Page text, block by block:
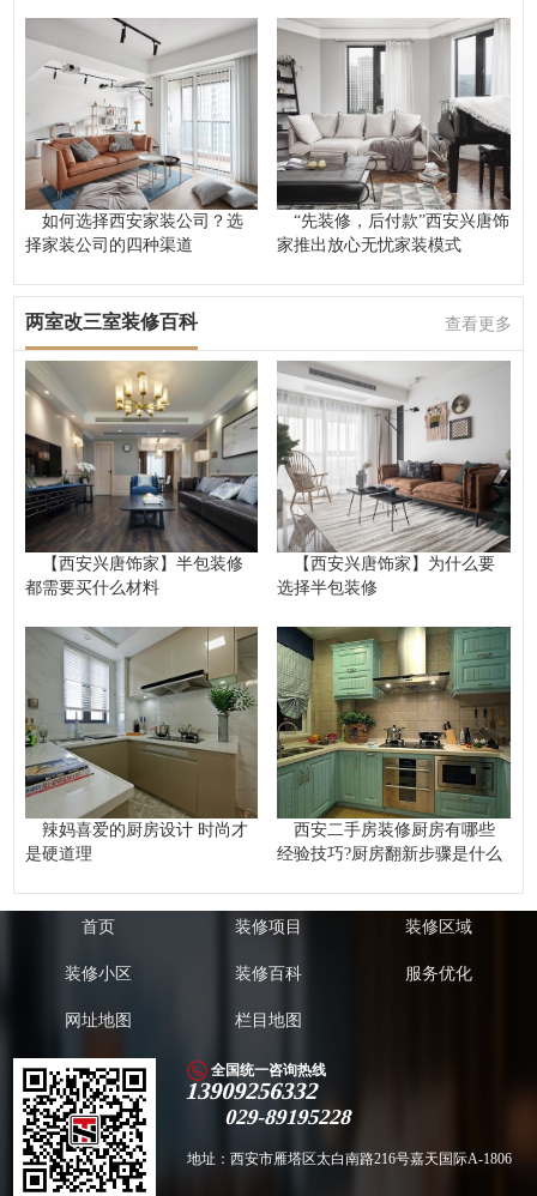
如何选择西安家装公司？选
择家装公司的四种渠道
“先装修，后付款”西安兴唐饰
家推出放心无忧家装模式
两室改三室装修百科 查看更多
【西安兴唐饰家】半包装修
都需要买什么材料
【西安兴唐饰家】为什么要
选择半包装修
辣妈喜爱的厨房设计 时尚才
是硬道理
西安二手房装修厨房有哪些
经验技巧?厨房翻新步骤是什么
首页 装修项目 装修区域
装修小区 装修百科 服务优化
网址地图 栏目地图
全国统一咨询热线
13909256332
029-89195228
地址：西安市雁塔区太白南路216号嘉天国际A-1806